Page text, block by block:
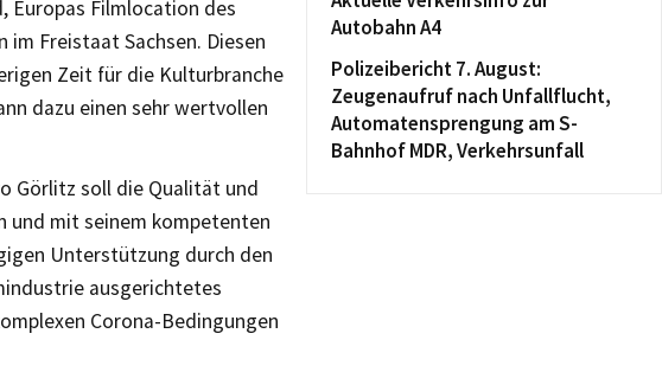
Europas Filmlocation des
Freistaat Sachsen. Diesen
Zeit für die Kulturbranche
dazu einen sehr wertvollen
Görlitz soll die Qualität und
und mit seinem kompetenten
Unterstützung durch den
ausgerichtetes
Corona-Bedingungen
Autobahn A4
Polizeibericht 7. August:
Zeugenaufruf nach Unfallflucht,
Automatensprengung am S-
Bahnhof MDR, Verkehrsunfall